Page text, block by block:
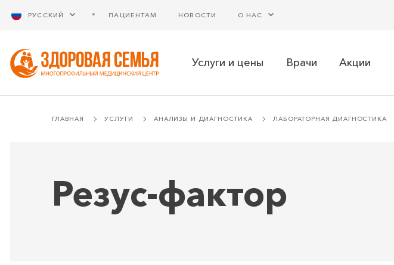
РУССКИЙ ПАЦИЕНТАМ НОВОСТИ О НАС
Услуги и цены Врачи Акции
ГЛАВНАЯ УСЛУГИ АНАЛИЗЫ И ДИАГНОСТИКА ЛАБОРАТОРНАЯ ДИАГНОСТИКА
Резус-фактор